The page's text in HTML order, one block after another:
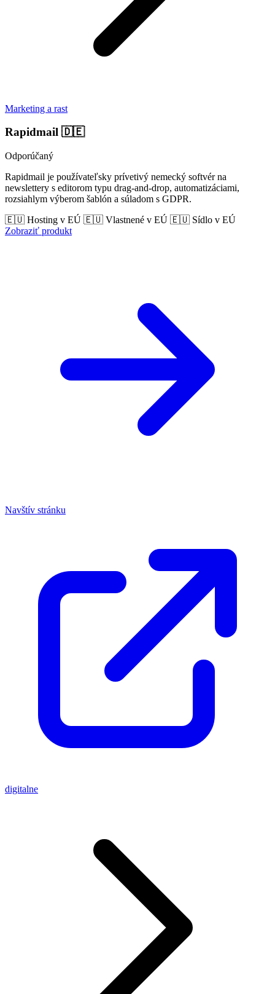
Marketing a rast
Rapidmail 🇩🇪
Odporúčaný
Rapidmail je používateľsky prívetivý nemecký softvér na
newslettery s editorom typu drag-and-drop, automatizáciami,
rozsiahlym výberom šablón a súladom s GDPR.
🇪🇺 Hosting v EÚ 🇪🇺 Vlastnené v EÚ 🇪🇺 Sídlo v EÚ
Zobraziť produkt
Navštív stránku
digitalne